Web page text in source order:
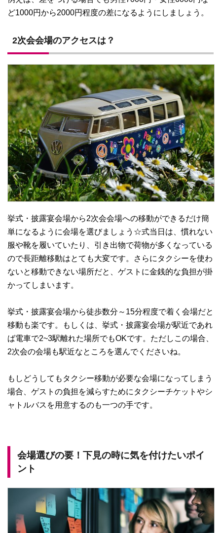
ど1000円から2000円程度の差になるようにしましょう。
2次会会場のアクセスは？
挙式・披露宴会場から2次会会場への移動ができるだけ簡
単になるように会場を選びましょう☆式当日は、慣れない
服や靴を履いていたり、引き出物で荷物が多くなっている
ので長距離移動はとても大変です。さらにタクシーを使わ
ないと移動できない場所だと、ゲストに金銭的な負担が掛
かってしまいます。
挙式・披露宴会場から徒歩数分～15分程度で着く会場だと
移動も楽です。もしくは、挙式・披露宴会場が駅近であれ
ば電車で2~3駅離れた場所でもOKです。ただしこの場合、
2次会の会場も駅近なところを選んでくださいね。
もしどうしてもタクシー移動が必要な会場になってしまう
場合、ゲストの負担を減らすためにタクシーチケットやシ
ャトルバスを用意するのも一つの手です。
会場選びの要！下見の時に気を付けたいポイ
ント